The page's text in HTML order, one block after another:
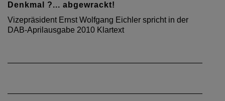
Denkmal ?... abgewrackt!
Vizepräsident Ernst Wolfgang Eichler spricht in der
DAB-Aprilausgabe 2010 Klartext